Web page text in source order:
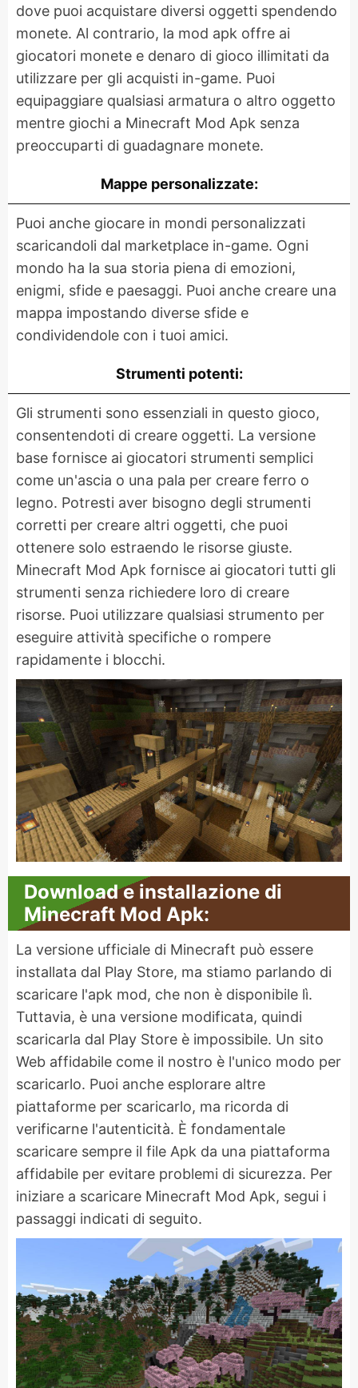
dove puoi acquistare diversi oggetti spendendo
monete. Al contrario, la mod apk offre ai
giocatori monete e denaro di gioco illimitati da
utilizzare per gli acquisti in-game. Puoi
equipaggiare qualsiasi armatura o altro oggetto
mentre giochi a Minecraft Mod Apk senza
preoccuparti di guadagnare monete.
Mappe personalizzate:
Puoi anche giocare in mondi personalizzati
scaricandoli dal marketplace in-game. Ogni
mondo ha la sua storia piena di emozioni,
enigmi, sfide e paesaggi. Puoi anche creare una
mappa impostando diverse sfide e
condividendole con i tuoi amici.
Strumenti potenti:
Gli strumenti sono essenziali in questo gioco,
consentendoti di creare oggetti. La versione
base fornisce ai giocatori strumenti semplici
come un'ascia o una pala per creare ferro o
legno. Potresti aver bisogno degli strumenti
corretti per creare altri oggetti, che puoi
ottenere solo estraendo le risorse giuste.
Minecraft Mod Apk fornisce ai giocatori tutti gli
strumenti senza richiedere loro di creare
risorse. Puoi utilizzare qualsiasi strumento per
eseguire attività specifiche o rompere
rapidamente i blocchi.
Download e installazione di
Minecraft Mod Apk:
La versione ufficiale di Minecraft può essere
installata dal Play Store, ma stiamo parlando di
scaricare l'apk mod, che non è disponibile lì.
Tuttavia, è una versione modificata, quindi
scaricarla dal Play Store è impossibile. Un sito
Web affidabile come il nostro è l'unico modo per
scaricarlo. Puoi anche esplorare altre
piattaforme per scaricarlo, ma ricorda di
verificarne l'autenticità. È fondamentale
scaricare sempre il file Apk da una piattaforma
affidabile per evitare problemi di sicurezza. Per
iniziare a scaricare Minecraft Mod Apk, segui i
passaggi indicati di seguito.